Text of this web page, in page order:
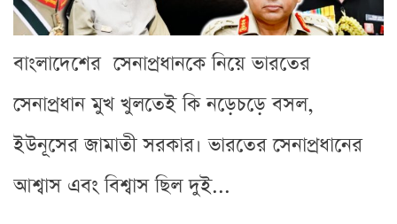
বাংলাদেশের সেনাপ্রধানকে নিয়ে ভারতের
সেনাপ্রধান মুখ খুলতেই কি নড়েচড়ে বসল,
ইউনূসের জামাতী সরকার। ভারতের সেনাপ্রধানের
আশ্বাস এবং বিশ্বাস ছিল দুই...